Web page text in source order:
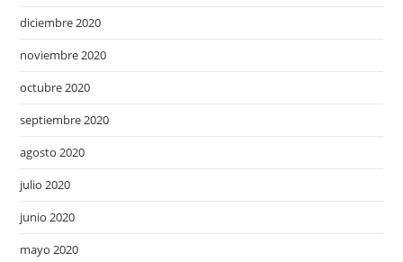
diciembre 2020
noviembre 2020
octubre 2020
septiembre 2020
agosto 2020
julio 2020
junio 2020
mayo 2020